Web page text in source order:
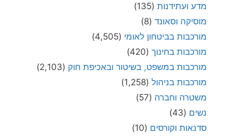
מדע ועתידנות (135)
מוסיקה וסאונד (8)
מורכבות בביטחון לאומי (4,505)
מורכבות בחינוך (420)
מורכבות במשפט, בשיטור ובאכיפת חוק (2,103)
מורכבות בניהול (1,258)
משטרה וחברה (57)
נשים (43)
סדנאות וקורסים (10)